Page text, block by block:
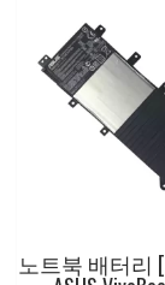
노트북 배터리